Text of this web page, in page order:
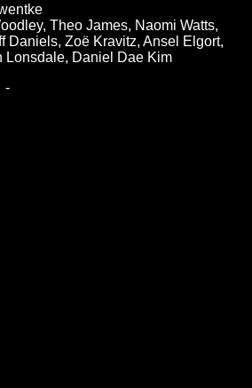
Theo James, Naomi Watts,
Daniels, Zoë Kravitz, Ansel Elgort,
Lonsdale, Daniel Dae Kim
-